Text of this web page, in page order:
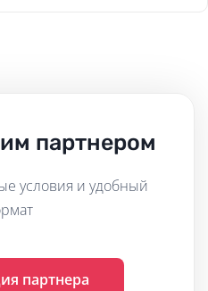
партнером
условия и удобный
партнера